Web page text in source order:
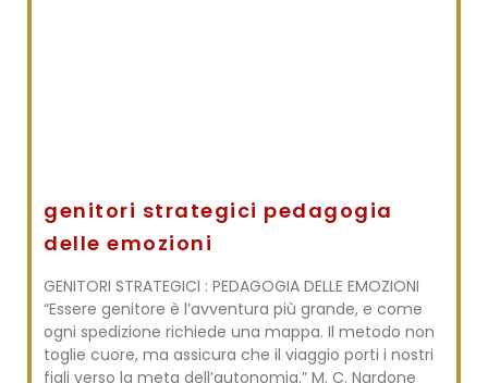
genitori strategici pedagogia
delle emozioni
GENITORI STRATEGICI : PEDAGOGIA DELLE EMOZIONI
“Essere genitore è l’avventura più grande, e come
ogni spedizione richiede una mappa. Il metodo non
toglie cuore, ma assicura che il viaggio porti i nostri
figli verso la meta dell’autonomia.” M. C. Nardone